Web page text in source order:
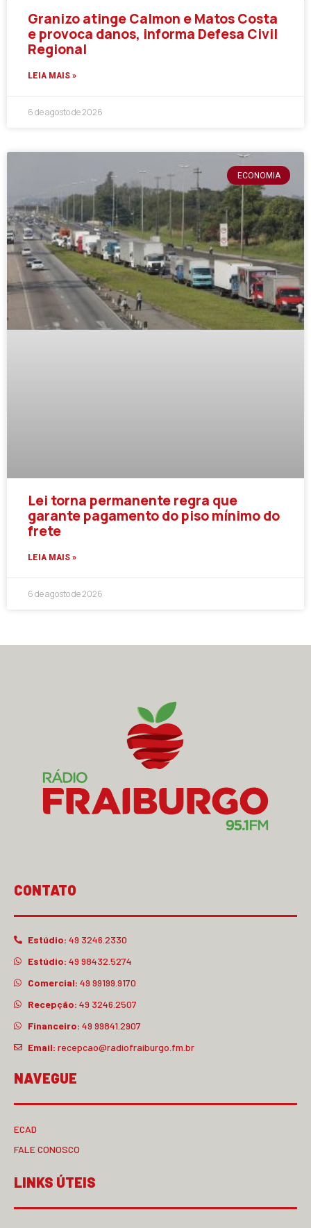
Granizo atinge Calmon e Matos Costa
e provoca danos, informa Defesa Civil
Regional
LEIA MAIS »
6 de agosto de 2026
ECONOMIA
Lei torna permanente regra que
garante pagamento do piso mínimo do
frete
LEIA MAIS »
6 de agosto de 2026
CONTATO
Estúdio: 49 3246.2330
Estúdio: 49 98432.5274
Comercial: 49 99199.9170
Recepção: 49 3246.2507
Financeiro: 49 99841.2907
Email: recepcao@radiofraiburgo.fm.br
NAVEGUE
ECAD
FALE CONOSCO
LINKS ÚTEIS